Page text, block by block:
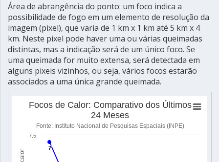
Área de abrangência do ponto: um foco indica a
possibilidade de fogo em um elemento de resolução da
imagem (pixel), que varia de 1 km x 1 km até 5 km x 4
km. Neste pixel pode haver uma ou várias queimadas
distintas, mas a indicação será de um único foco. Se
uma queimada for muito extensa, será detectada em
alguns pixeis vizinhos, ou seja, vários focos estarão
associados a uma única grande queimada.